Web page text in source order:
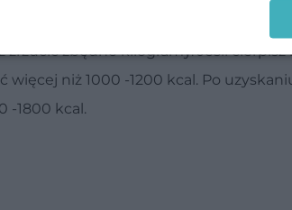
organizmu na energię i
zbędne kilogramy. Jeśli cierpisz
więcej niż 1000 -1200 kcal. Po
-1800 kcal.